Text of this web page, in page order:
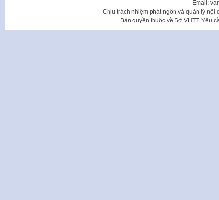
Email:
Chịu trách nhiệm phát ngôn và quản lý nội
Bản quyền thuộc về Sở VHTT. Yêu